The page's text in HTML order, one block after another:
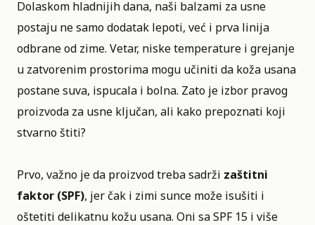
Dolaskom hladnijih dana, naši balzami za usne
postaju ne samo dodatak lepoti, već i prva linija
odbrane od zime. Vetar, niske temperature i grejanje
u zatvorenim prostorima mogu učiniti da koža usana
postane suva, ispucala i bolna. Zato je izbor pravog
proizvoda za usne ključan, ali kako prepoznati koji
stvarno štiti?
Prvo, važno je da proizvod treba sadrži zaštitni
faktor (SPF), jer čak i zimi sunce može isušiti i
oštetiti delikatnu kožu usana. Oni sa SPF 15 i više